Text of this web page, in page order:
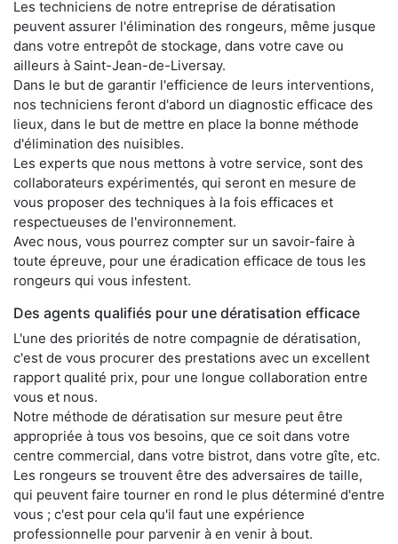
Les techniciens de notre entreprise de dératisation
peuvent assurer l'élimination des rongeurs, même jusque
dans votre entrepôt de stockage, dans votre cave ou
ailleurs à Saint-Jean-de-Liversay.
Dans le but de garantir l'efficience de leurs interventions,
nos techniciens feront d'abord un diagnostic efficace des
lieux, dans le but de mettre en place la bonne méthode
d'élimination des nuisibles.
Les experts que nous mettons à votre service, sont des
collaborateurs expérimentés, qui seront en mesure de
vous proposer des techniques à la fois efficaces et
respectueuses de l'environnement.
Avec nous, vous pourrez compter sur un savoir-faire à
toute épreuve, pour une éradication efficace de tous les
rongeurs qui vous infestent.
Des agents qualifiés pour une dératisation efficace
L'une des priorités de notre compagnie de dératisation,
c'est de vous procurer des prestations avec un excellent
rapport qualité prix, pour une longue collaboration entre
vous et nous.
Notre méthode de dératisation sur mesure peut être
appropriée à tous vos besoins, que ce soit dans votre
centre commercial, dans votre bistrot, dans votre gîte, etc.
Les rongeurs se trouvent être des adversaires de taille,
qui peuvent faire tourner en rond le plus déterminé d'entre
vous ; c'est pour cela qu'il faut une expérience
professionnelle pour parvenir à en venir à bout.